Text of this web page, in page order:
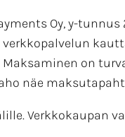
Oy, y-
Maksaminen on
näe